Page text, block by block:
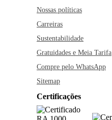
Nossas políticas
Carreiras
Sustentabilidade
Gratuidades e Meia Tarifa
Compre pelo WhatsApp
Sitemap
Certificações